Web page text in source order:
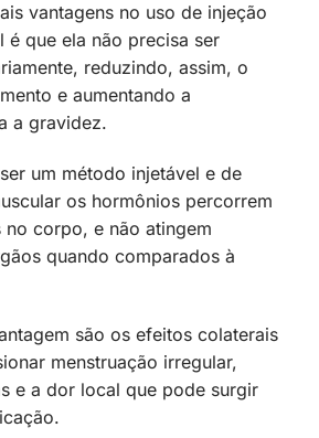
vantagens no uso de injeção
é que ela não precisa ser
reduzindo, assim, o
e aumentando a
a gravidez.
um método injetável e de
os hormônios percorrem
no corpo, e não atingem
quando comparados à
são os efeitos colaterais
menstruação irregular,
e a dor local que pode surgir